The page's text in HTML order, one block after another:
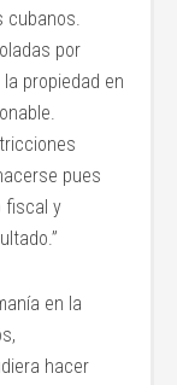
cubanos.
por
propiedad en
pues
fiscal y
en la
hacer